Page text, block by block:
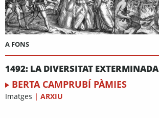
A FONS
1492: LA DIVERSITAT EXTERMINADA
BERTA CAMPRUBÍ PÀMIES
Imatges | ARXIU